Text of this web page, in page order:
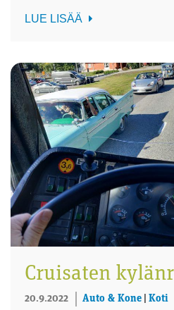
LUE LISÄÄ
Cruisaten
20.9.2022 Auto & Kone Koti